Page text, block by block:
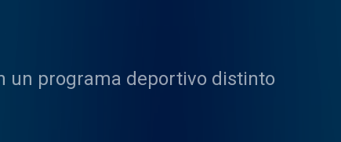
un programa deportivo distinto